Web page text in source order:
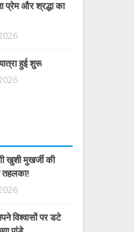
प्रेम और श्रद्धा का
हुई शुरू
खुशी मुखर्जी की
तहलका!
विश्वासों पर डटे